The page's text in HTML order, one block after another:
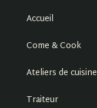
Accueil
Come & Cook
Ateliers de cuisine
Traiteur